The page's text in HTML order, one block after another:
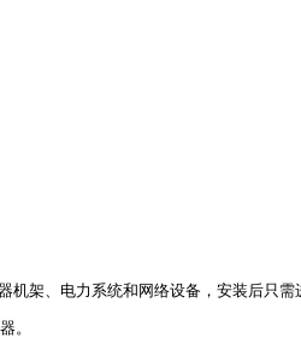
架、电力系统和网络设备，安装后只需
。